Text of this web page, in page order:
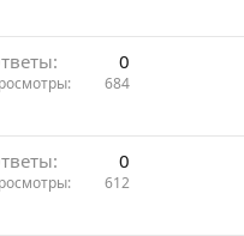
0
684
0
612